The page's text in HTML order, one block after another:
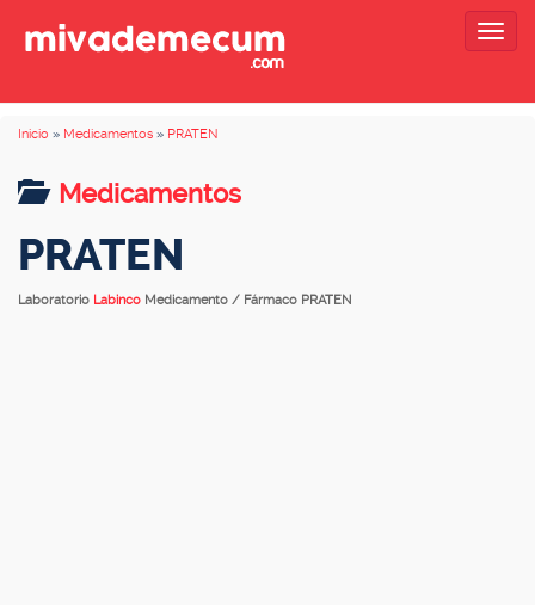
Inicio » Medicamentos » PRATEN
Medicamentos
PRATEN
Laboratorio Labinco Medicamento / Fármaco PRATEN